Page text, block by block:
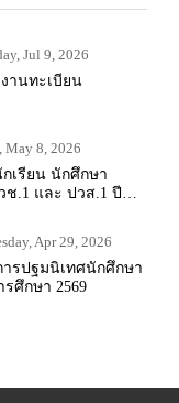
Jul 9, 2026
งานทะเบียน
May 8, 2026
เรียน นักศึกษา
ช.1 และ ปวส.1 ปี
Apr 29, 2026
รปฐมนิเทศนักศึกษา
ศึกษา 2569